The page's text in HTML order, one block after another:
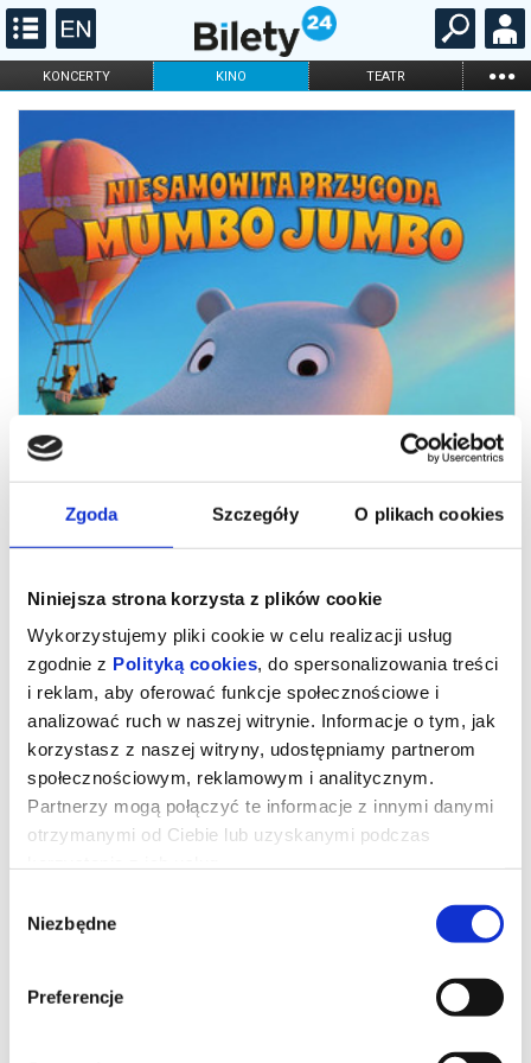
Zgoda Szczegóły O plikach cookies
Niniejsza strona korzysta z plików cookie
Wykorzystujemy pliki cookie w celu realizacji usług
zgodnie z Polityką cookies, do spersonalizowania treści
i reklam, aby oferować funkcje społecznościowe i
analizować ruch w naszej witrynie. Informacje o tym, jak
korzystasz z naszej witryny, udostępniamy partnerom
społecznościowym, reklamowym i analitycznym.
Partnerzy mogą połączyć te informacje z innymi danymi
otrzymanymi od Ciebie lub uzyskanymi podczas
zgody
Niezbędne
Preferencje
KONCERTY KINO TEATR ...
FILHARMONIA OPERA I BALET
DLA DZIECI
Niesamowita historia Mumbo
Jumbo
Mumbo Jumbo w magiczny sposób wyrasta do gigantycznych
rozmiarów. Teraz, wraz z trójką przyjaciół, musi wyruszyć w
niebezpieczną podróż, by odnaleźć straszną czarownicę, która
magicznie urósł do gigantycznych rozmiarów, musi wyruszyć w